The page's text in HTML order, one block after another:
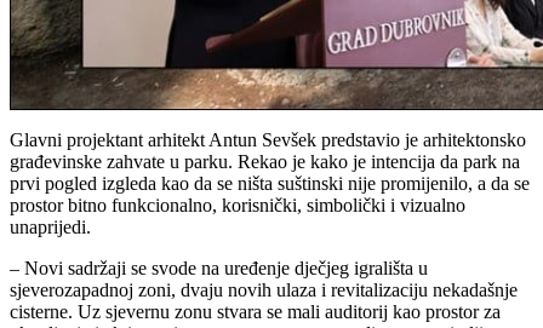
Glavni projektant arhitekt Antun Sevšek predstavio je arhitektonsko
građevinske zahvate u parku. Rekao je kako je intencija da park na
prvi pogled izgleda kao da se ništa suštinski nije promijenilo, a da se
prostor bitno funkcionalno, korisnički, simbolički i vizualno
unaprijedi.
– Novi sadržaji se svode na uređenje dječjeg igrališta u
sjeverozapadnoj zoni, dvaju novih ulaza i revitalizaciju nekadašnje
cisterne. Uz sjevernu zonu stvara se mali auditorij kao prostor za